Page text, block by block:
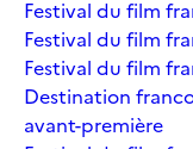
Festival du film
Festival du film
Festival du film
Destination
avant-première